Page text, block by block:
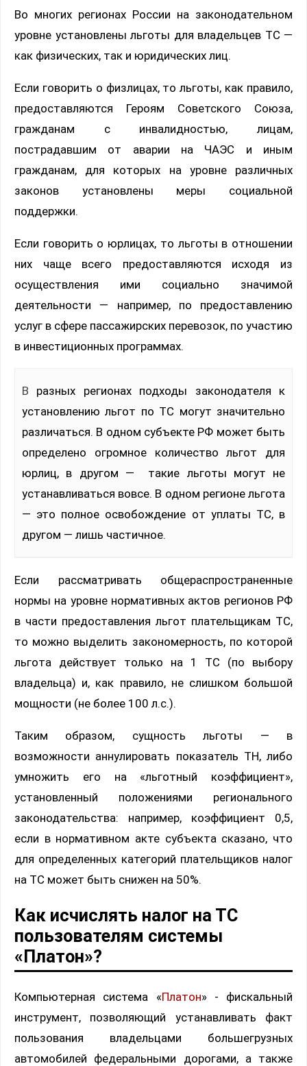
Во многих регионах России на законодательном
уровне установлены льготы для владельцев ТС —
как физических, так и юридических лиц.
Если говорить о физлицах, то льготы, как правило,
предоставляются Героям Советского Союза,
гражданам с инвалидностью, лицам,
пострадавшим от аварии на ЧАЭС и иным
гражданам, для которых на уровне различных
законов установлены меры социальной
поддержки.
Если говорить о юрлицах, то льготы в отношении
них чаще всего предоставляются исходя из
осуществления ими социально значимой
деятельности — например, по предоставлению
услуг в сфере пассажирских перевозок, по участию
в инвестиционных программах.
В разных регионах подходы законодателя к
установлению льгот по ТС могут значительно
различаться. В одном субъекте РФ может быть
определено огромное количество льгот для
юрлиц, в другом — такие льготы могут не
устанавливаться вовсе. В одном регионе льгота
— это полное освобождение от уплаты ТС, в
другом — лишь частичное.
Если рассматривать общераспространенные
нормы на уровне нормативных актов регионов РФ
в части предоставления льгот плательщикам ТС,
то можно выделить закономерность, по которой
льгота действует только на 1 ТС (по выбору
владельца) и, как правило, не слишком большой
мощности (не более 100 л.с.).
Таким образом, сущность льготы — в
возможности аннулировать показатель ТН, либо
умножить его на «льготный коэффициент»,
установленный положениями регионального
законодательства: например, коэффициент 0,5,
если в нормативном акте субъекта сказано, что
для определенных категорий плательщиков налог
на ТС может быть снижен на 50%.
Как исчислять налог на ТС
пользователям системы
«Платон»?
Компьютерная система «Платон» - фискальный
инструмент, позволяющий устанавливать факт
пользования владельцами большегрузных
автомобилей федеральными дорогами, а также